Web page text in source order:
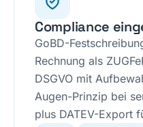
Compliance
GoBD-
Rechnung als
DSGVO mit
Augen-Prinzip bei
plus DATEV-Export